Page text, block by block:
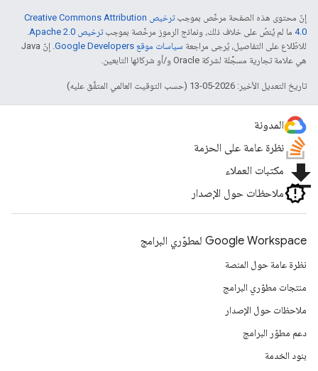
إنّ محتوى هذه الصفحة مرخّص بموجب
ترخيص Creative Commons Attribution
4.0‏ ما لم يُنصّ على خلاف ذلك، ونماذج الرموز مرخّصة بموجبترخيص Apache 2.0‏
.
للاطّلاع على التفاصيل، يُرجى مراجعة سياسات موقع Google Developers‏
. إنّ Java
هي علامة تجارية مسجَّلة لشركة Oracle و/أو شركائها التابعين.
تاريخ التعديل الأخير: 2026-05-13 (حسب التوقيت العالمي المتفَّق عليه)
المدونة
نظرة عامة على الحزمة
file_download مكتبات العملاء
ملاحظات حول الإصدار
Google Workspace لمطوّري البرامج
نظرة عامة حول المنصة
منتجات مطوّري البرامج
ملاحظات حول الإصدار
دعم مطوّر البرامج
بنود الخدمة